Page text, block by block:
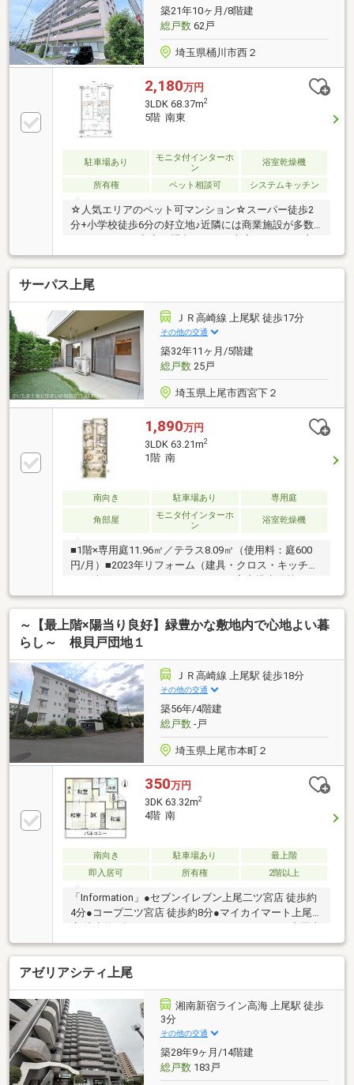
い、貴重な物件情報をご紹介！◆オプション工事の相
談・割引対応◆希望に応じた工事や追加設備も、当社
割引でご相談いただけます！
築21年10ヶ月/8階建
総戸数62戸
埼玉県桶川市西２
2,180万円
3LDK 68.37m2
5階 南東
駐車場あり
モニタ付インターホ
ン
浴室乾燥機
所有権 ペット相談可 システムキッチン
☆人気エリアのペット可マンション☆スーパー徒歩2
分+小学校徒歩6分の好立地♪近隣には商業施設が多数
お客様へのプレゼント◆◆／Amazonギフトカード3
000円分差し上げます！※詳細はプレゼント情報をご覧
ください◇無駄な費用を徹底的に削減◇住宅購入時の
余計な費用を抑え、賢く購入できるようサポート！◆
最適な住宅ローン選びと手続きサポート◆審査が不安
な方もご安心ください、他社様で断られた方も審査承
認実績あり！◆オプション工事の相談・割引対応◆希
望に応じた工事や追加設備も、当社割引でご相談いた
だけます！
サーパス上尾
ＪＲ高崎線 上尾駅 徒歩17分
その他の交通
築32年11ヶ月/5階建
総戸数25戸
埼玉県上尾市西宮下２
1,890万円
3LDK 63.21m2
1階 南
南向き 駐車場あり 専用庭
角部屋
モニタ付インターホ
ン
浴室乾燥機
■1階×専用庭11.96㎡／テラス8.09㎡（使用料：庭600
円/月）■2023年リフォーム（建具・クロス・キッチ
上尾駅徒歩17分・南向きLDK14.2帖・63.21㎡3LDK●外
からの視線は植栽フェンスで軽減。テラス側は“洗濯→
干す→取り込む”が最短動線●1階だからこそ、防犯と
湿気は現地で一緒に確認します。気になる点は“買わな
戸だから、お子さまの外遊びや休日時の暮らしの幅が
広がります。憧れの庭付、戸建ては予算的に難しい。
だからこそ現実的でバランスの取れた物件としてご提
案です。
～【最上階×陽当り良好】緑豊かな敷地内で心地よい暮
らし～ 根貝戸団地１
ＪＲ高崎線 上尾駅 徒歩18分
その他の交通
築56年/4階建
総戸数-戸
埼玉県上尾市本町２
350万円
3DK 63.32m2
4階 南
南向き 駐車場あり
最上階
即入居可
所有権 2階以上
「Information」●セブンイレブン上尾二ツ宮店 徒歩約
4分●コープ二ツ宮店 徒歩約8分●マイカイマート上尾
町店 徒歩約10分●スギ薬局上尾本町店 徒歩約10分●根
貝戸公園 徒歩約1分●上尾中央総合病院 徒
歩約19分●上尾市立東小学校 徒歩約10分●上尾市立東
中学校 徒歩約14分
アゼリアシティ上尾
湘南新宿ライン高海 上尾駅 徒歩
3分
その他の交通
築28年9ヶ月/14階建
総戸数183戸